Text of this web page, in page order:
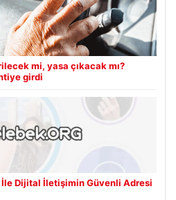
mi, yasa çıkacak mı?
girdi
Dijital İletişimin Güvenli Adresi